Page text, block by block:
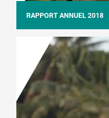
RAPPORT ANNUEL 2018